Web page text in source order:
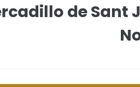
de Sant